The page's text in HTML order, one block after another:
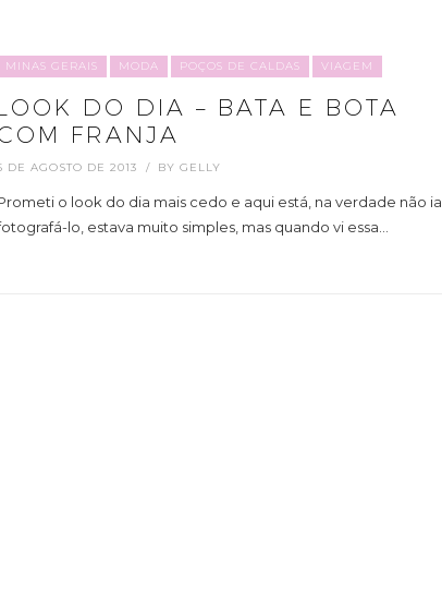
MINAS GERAIS MODA POÇOS DE CALDAS VIAGEM
DO DIA – BATA E BOTA
FRANJA
DE AGOSTO DE 2013 BY GELLY
o look do dia mais cedo e aqui está, na verdade não ia
lo, estava muito simples, mas quando vi essa…